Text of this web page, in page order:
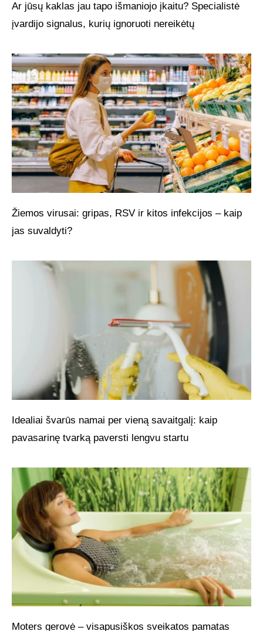
Ar jūsų kaklas jau tapo išmaniojo įkaitu? Specialistė
įvardijo signalus, kurių ignoruoti nereikėtų
Žiemos virusai: gripas, RSV ir kitos infekcijos – kaip
jas suvaldyti?
Idealiai švarūs namai per vieną savaitgalį: kaip
pavasarinę tvarką paversti lengvu startu
Moters gerovė – visapusiškos sveikatos pamatas